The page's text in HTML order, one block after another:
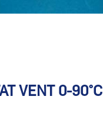
VENT 0-90°C